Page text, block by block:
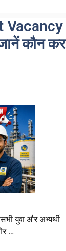
Vacancy
कौन कर
युवा और अभ्यर्थी
…